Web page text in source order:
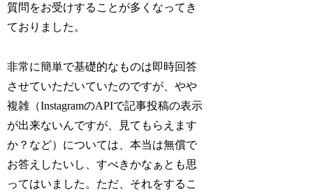
質問をお受けすることが多くなってき
ておりました。
非常に簡単で基礎的なものは即時回答
させていただいていたのですが、やや
複雑（InstagramのAPIで記事投稿の表示
が出来ないんですが、見てもらえます
か？など）については、本当は無償で
お答えしたいし、すべきかなぁとも思
ってはいました。ただ、それをするこ